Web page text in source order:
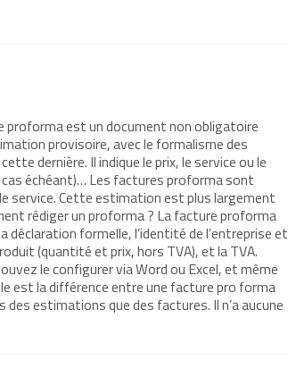
proforma est un document non obligatoire
provisoire, avec le formalisme des
dernière. Il indique le prix, le service ou le
échéant)… Les factures proforma sont
service. Cette estimation est plus largement
rédiger un proforma ? La facture proforma
formelle, l’identité de l’entreprise et
(quantité et prix, hors TVA), et la TVA.
le configurer via Word ou Excel, et même
est la différence entre une facture pro forma
estimations que des factures. Il n’a aucune